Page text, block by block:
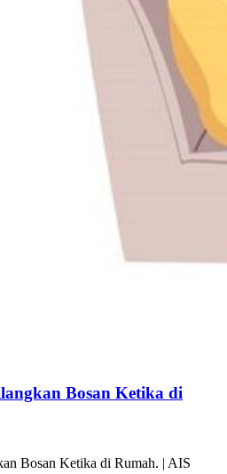
Bosan Ketika di
Bosan Ketika di Rumah. | AIS